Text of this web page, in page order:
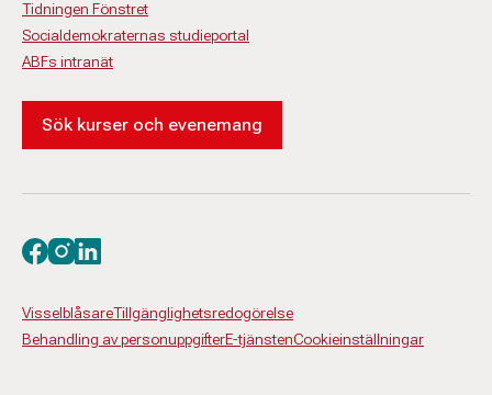
Tidningen Fönstret
Socialdemokraternas studieportal
ABFs intranät
Sök kurser och evenemang
VisselblåsareTillgänglighetsredogörelse
Behandling av personuppgifterE-tjänstenCookieinställningar
Besök oss på facebook
Besök oss på instagram
Besök oss på linkedin